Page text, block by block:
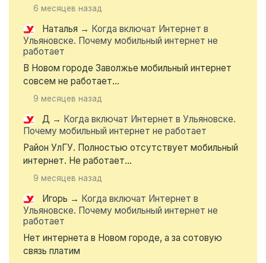
6 месяцев назад
Наталья → Когда включат Интернет в
Ульяновске. Почему мобильный интернет не
работает
В Новом городе Заволжье мобильный интернет
совсем не работает...
9 месяцев назад
Д → Когда включат Интернет в Ульяновске.
Почему мобильный интернет не работает
Район УлГУ. Полностью отсутствует мобильный
интернет. Не работает...
9 месяцев назад
Игорь → Когда включат Интернет в
Ульяновске. Почему мобильный интернет не
работает
Нет интернета в Новом городе, а за сотовую
связь платим